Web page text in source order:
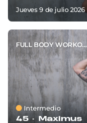
jueves 9de julio 2026
FULL BODY WORKOUT
Intermedio
45 · Maximus